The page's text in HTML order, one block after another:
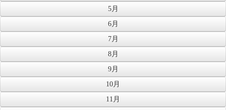
5月
6月
7月
8月
9月
10月
11月